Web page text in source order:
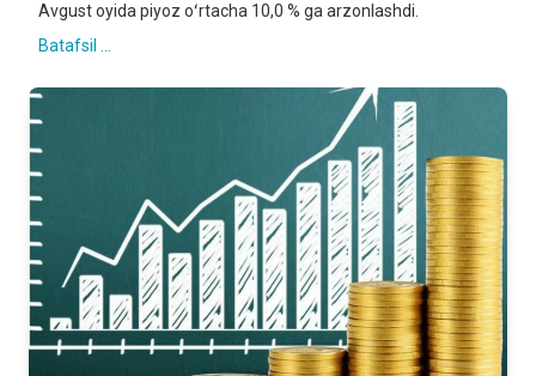
Avgust oyida piyoz oʻrtacha 10,0 % ga arzonlashdi.
Batafsil ...